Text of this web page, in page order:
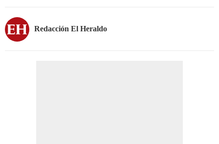
Redacción El Heraldo